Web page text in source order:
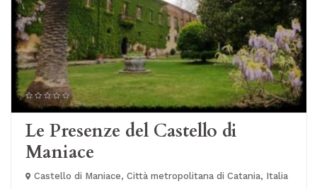
Le Presenze del Castello di
Maniace
Castello di Maniace, Città metropolitana di Catania, Italia